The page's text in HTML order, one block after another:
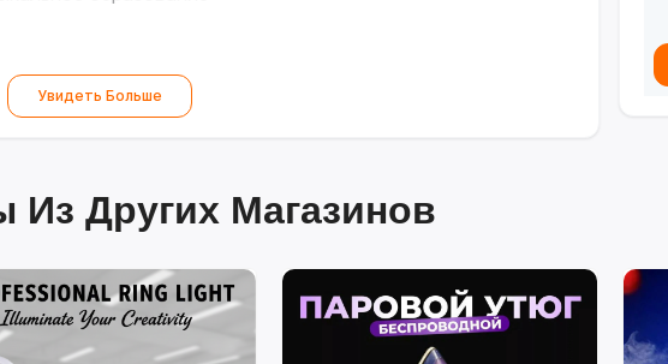
Увидеть Больше
Других Магазинов